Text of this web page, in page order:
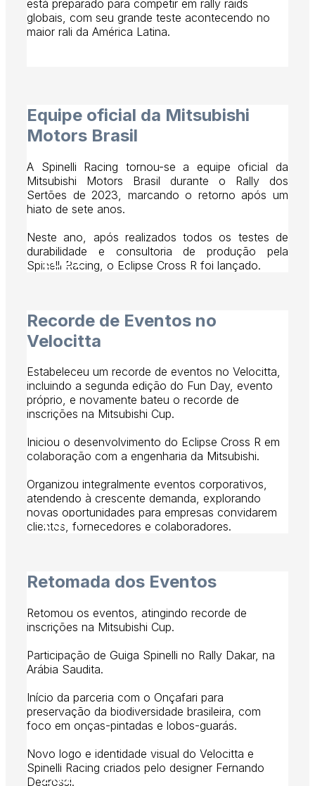
está preparado para competir em rally raids
globais, com seu grande teste acontecendo no
maior rali da América Latina.
Equipe oficial da Mitsubishi
Motors Brasil
A Spinelli Racing tornou-se a equipe oficial da
Mitsubishi Motors Brasil durante o Rally dos
Sertões de 2023, marcando o retorno após um
hiato de sete anos.
Neste ano, após realizados todos os testes de
durabilidade e consultoria de produção pela
Spinelli Racing, o Eclipse Cross R foi lançado.
2022
Recorde de Eventos no
Velocitta
Estabeleceu um recorde de eventos no Velocitta,
incluindo a segunda edição do Fun Day, evento
próprio, e novamente bateu o recorde de
inscrições na Mitsubishi Cup.
Iniciou o desenvolvimento do Eclipse Cross R em
colaboração com a engenharia da Mitsubishi.
Organizou integralmente eventos corporativos,
atendendo à crescente demanda, explorando
novas oportunidades para empresas convidarem
clientes, fornecedores e colaboradores.
2021
Retomada dos Eventos
Retomou os eventos, atingindo recorde de
inscrições na Mitsubishi Cup.
Participação de Guiga Spinelli no Rally Dakar, na
Arábia Saudita.
Início da parceria com o Onçafari para
preservação da biodiversidade brasileira, com
foco em onças-pintadas e lobos-guarás.
Novo logo e identidade visual do Velocitta e
Spinelli Racing criados pelo designer Fernando
Degrossi.
2020